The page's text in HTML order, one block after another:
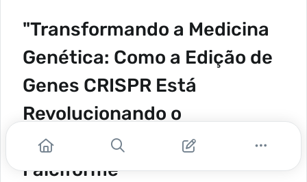
"Transformando a Medicina
Genética: Como a Edição de
Genes CRISPR Está
Revolucionando o
Tratamento da Doença
Falciforme"